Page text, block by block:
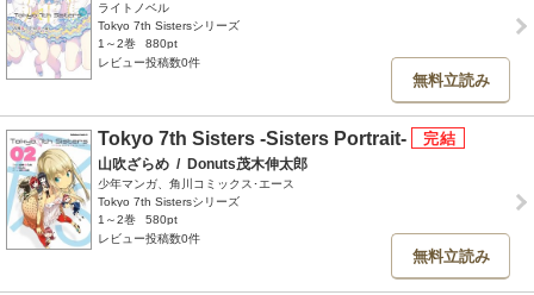
ライトノベル
Tokyo 7th Sistersシリーズ
1～2巻
880pt
レビュー投稿数0件
無料立読み
Tokyo 7th Sisters -Sisters Portrait-
山吹ざらめ / Donuts茂木伸太郎
少年マンガ、角川コミックス･エース
Tokyo 7th Sistersシリーズ
1～2巻
580pt
レビュー投稿数0件
無料立読み